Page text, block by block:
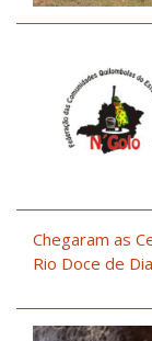
Chegaram as
Rio Doce de